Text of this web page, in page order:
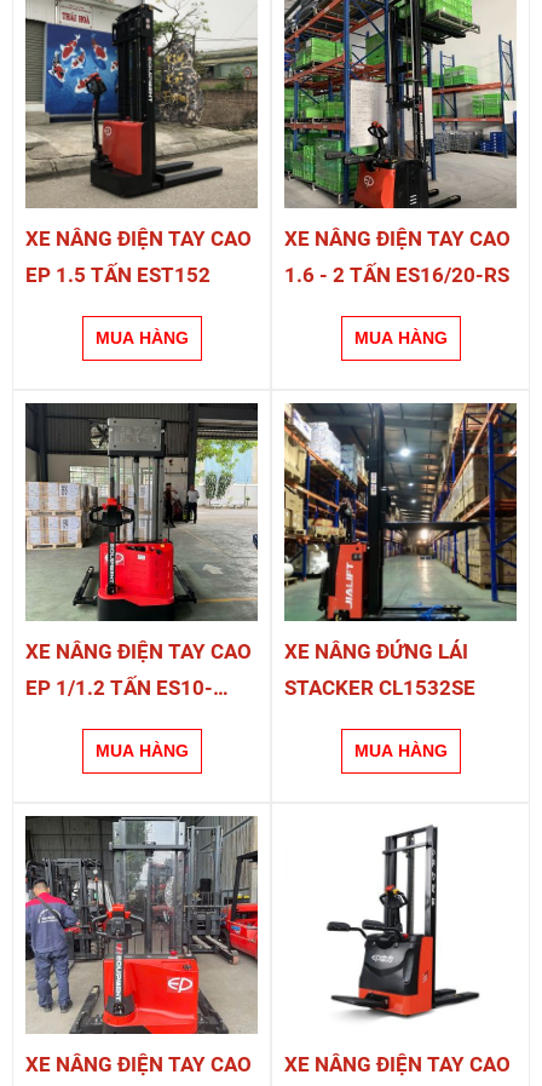
XE NÂNG ĐIỆN TAY CAO
EP 1.5 TẤN EST152
XE NÂNG ĐIỆN TAY CAO
1.6 - 2 TẤN ES16/20-RS
XE NÂNG ĐIỆN TAY CAO
EP 1/1.2 TẤN ES10-
22DM/ES12-25DM
XE NÂNG ĐỨNG LÁI
STACKER CL1532SE
XE NÂNG ĐIỆN TAY CAO
XE NÂNG ĐIỆN TAY CAO